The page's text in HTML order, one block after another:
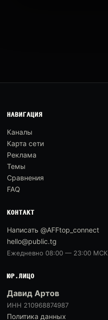
НАВИГАЦИЯ
Каналы
Карта сети
Реклама
Темы
Сравнения
FAQ
КОНТАКТ
Написать @AFFtop_connect
hello@public.tg
Ежедневно 08:00 — 23:00 МСК
ЮР.ЛИЦО
Давид Артов
ИНН 210968874987
Политика данных